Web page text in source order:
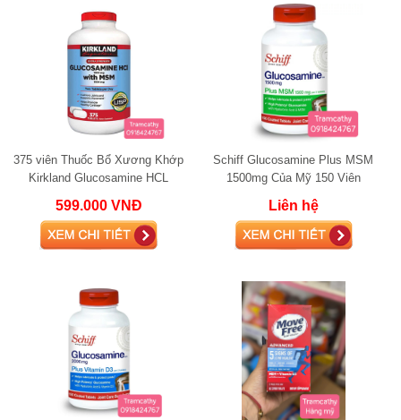
375 viên Thuốc Bổ Xương Khớp
Kirkland Glucosamine HCL
599.000 VNĐ
Schiff Glucosamine Plus MSM
1500mg Của Mỹ 150 Viên
Liên hệ